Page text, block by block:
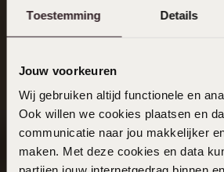
Toestemming Details
Jouw voorkeuren
Wij gebruiken altijd functionele en
Ook willen we cookies plaatsen en
communicatie naar jou makkelijker
maken. Met deze cookies en data